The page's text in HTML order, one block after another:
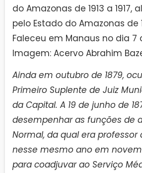
do Amazonas de 1913 a 1917,
pelo Estado do Amazonas de
Faleceu em Manaus no dia 7
Imagem: Acervo Abrahim
Ainda em outubro de 1879,
Primeiro Suplente de Juiz
da Capital. A 19 de junho de
desempenhar as funções de
Normal, da qual era professor
nesse mesmo ano em
para coadjuvar ao Serviço